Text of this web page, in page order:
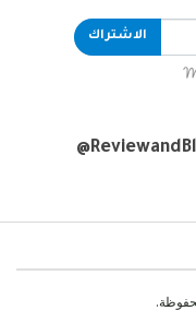
الاشتراك